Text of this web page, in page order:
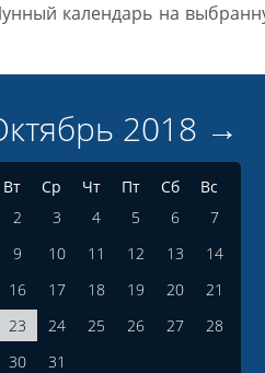
календарь на
2018 →
Вт Ср Чт Пт Сб
Вс
2 3 4 5 6
7
9 10 11 12 13
14
16 17 18 19 20
21
23 24 25 26 27
28
30 31